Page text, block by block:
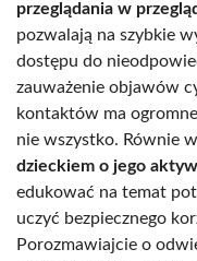
przeglądania w
pozwalają na szybkie
dostępu do
zauważenie objawów
kontaktów ma
nie wszystko. Równie
dzieckiem o jego
edukować na temat
uczyć bezpiecznego
Porozmawiajcie o